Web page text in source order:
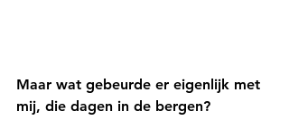
Maar wat gebeurde er eigenlijk met
mij, die dagen in de bergen?